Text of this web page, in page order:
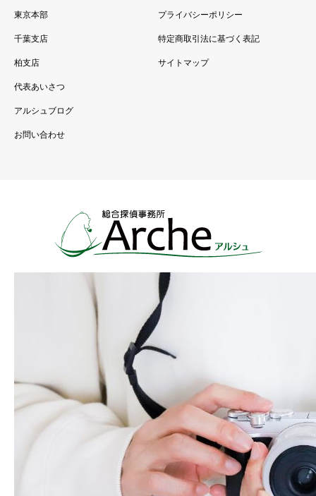
東京本部
千葉支店
柏支店
代表あいさつ
アルシュブログ
お問い合わせ
プライバシーポリシー
特定商取引法に基づく表記
サイトマップ